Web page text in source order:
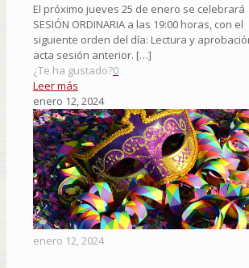
El próximo jueves 25 de enero se celebrará
SESIÓN ORDINARIA a las 19:00 horas, con el
siguiente orden del día: Lectura y
acta sesión anterior. […]
¿Te ha gustado?0
Leer más
enero 12, 2024
enero 12, 2024